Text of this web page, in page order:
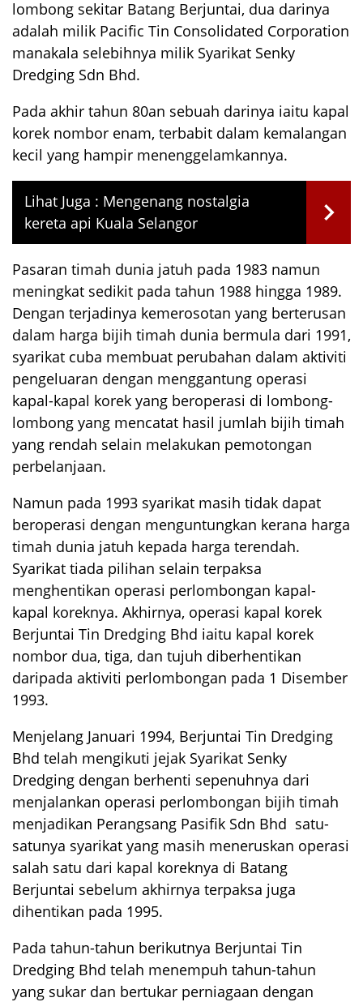
lombong sekitar Batang Berjuntai, dua darinya
adalah milik Pacific Tin Consolidated Corporation
manakala selebihnya milik Syarikat Senky
Dredging Sdn Bhd.
Pada akhir tahun 80an sebuah darinya iaitu kapal
korek nombor enam, terbabit dalam kemalangan
kecil yang hampir menenggelamkannya.
Lihat Juga : Mengenang nostalgia
kereta api Kuala Selangor
Pasaran timah dunia jatuh pada 1983 namun
meningkat sedikit pada tahun 1988 hingga 1989.
Dengan terjadinya kemerosotan yang berterusan
dalam harga bijih timah dunia bermula dari 1991,
syarikat cuba membuat perubahan dalam aktiviti
pengeluaran dengan menggantung operasi
kapal-kapal korek yang beroperasi di lombong-
lombong yang mencatat hasil jumlah bijih timah
yang rendah selain melakukan pemotongan
perbelanjaan.
Namun pada 1993 syarikat masih tidak dapat
beroperasi dengan menguntungkan kerana harga
timah dunia jatuh kepada harga terendah.
Syarikat tiada pilihan selain terpaksa
menghentikan operasi perlombongan kapal-
kapal koreknya. Akhirnya, operasi kapal korek
Berjuntai Tin Dredging Bhd iaitu kapal korek
nombor dua, tiga, dan tujuh diberhentikan
daripada aktiviti perlombongan pada 1 Disember
1993.
Menjelang Januari 1994, Berjuntai Tin Dredging
Bhd telah mengikuti jejak Syarikat Senky
Dredging dengan berhenti sepenuhnya dari
menjalankan operasi perlombongan bijih timah
menjadikan Perangsang Pasifik Sdn Bhd satu-
satunya syarikat yang masih meneruskan operasi
salah satu dari kapal koreknya di Batang
Berjuntai sebelum akhirnya terpaksa juga
dihentikan pada 1995.
Pada tahun-tahun berikutnya Berjuntai Tin
Dredging Bhd telah menempuh tahun-tahun
yang sukar dan bertukar perniagaan dengan